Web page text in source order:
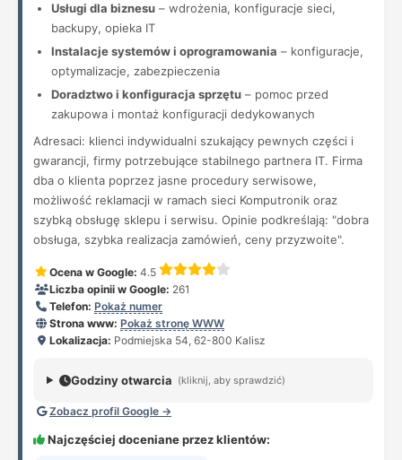
Usługi dla biznesu – wdrożenia, konfiguracje sieci,
backupy, opieka IT
Instalacje systemów i oprogramowania – konfiguracje,
optymalizacje, zabezpieczenia
Doradztwo i konfiguracja sprzętu – pomoc przed
zakupowa i montaż konfiguracji dedykowanych
Adresaci: klienci indywidualni szukający pewnych części i
gwarancji, firmy potrzebujące stabilnego partnera IT. Firma
dba o klienta poprzez jasne procedury serwisowe,
możliwość reklamacji w ramach sieci Komputronik oraz
szybką obsługę sklepu i serwisu. Opinie podkreślają: "dobra
obsługa, szybka realizacja zamówień, ceny przyzwoite".
Ocena w Google: 4.5
Liczba opinii w Google: 261
Telefon: Pokaż numer
Strona www: Pokaż stronę WWW
Lokalizacja: Podmiejska 54, 62-800 Kalisz
Godziny otwarcia (kliknij, aby sprawdzić)
Zobacz profil Google →
Najczęściej doceniane przez klientów: